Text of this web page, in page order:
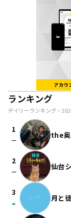
ランキング
デイリーランキング・
1
check_indeterminate_small the
2
check_indeterminate_small 仙台
3
arrow_drop_up 月と